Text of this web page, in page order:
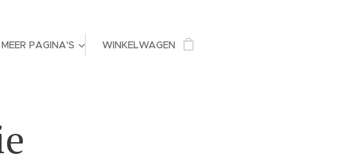
MEER PAGINA'S WINKELWAGEN